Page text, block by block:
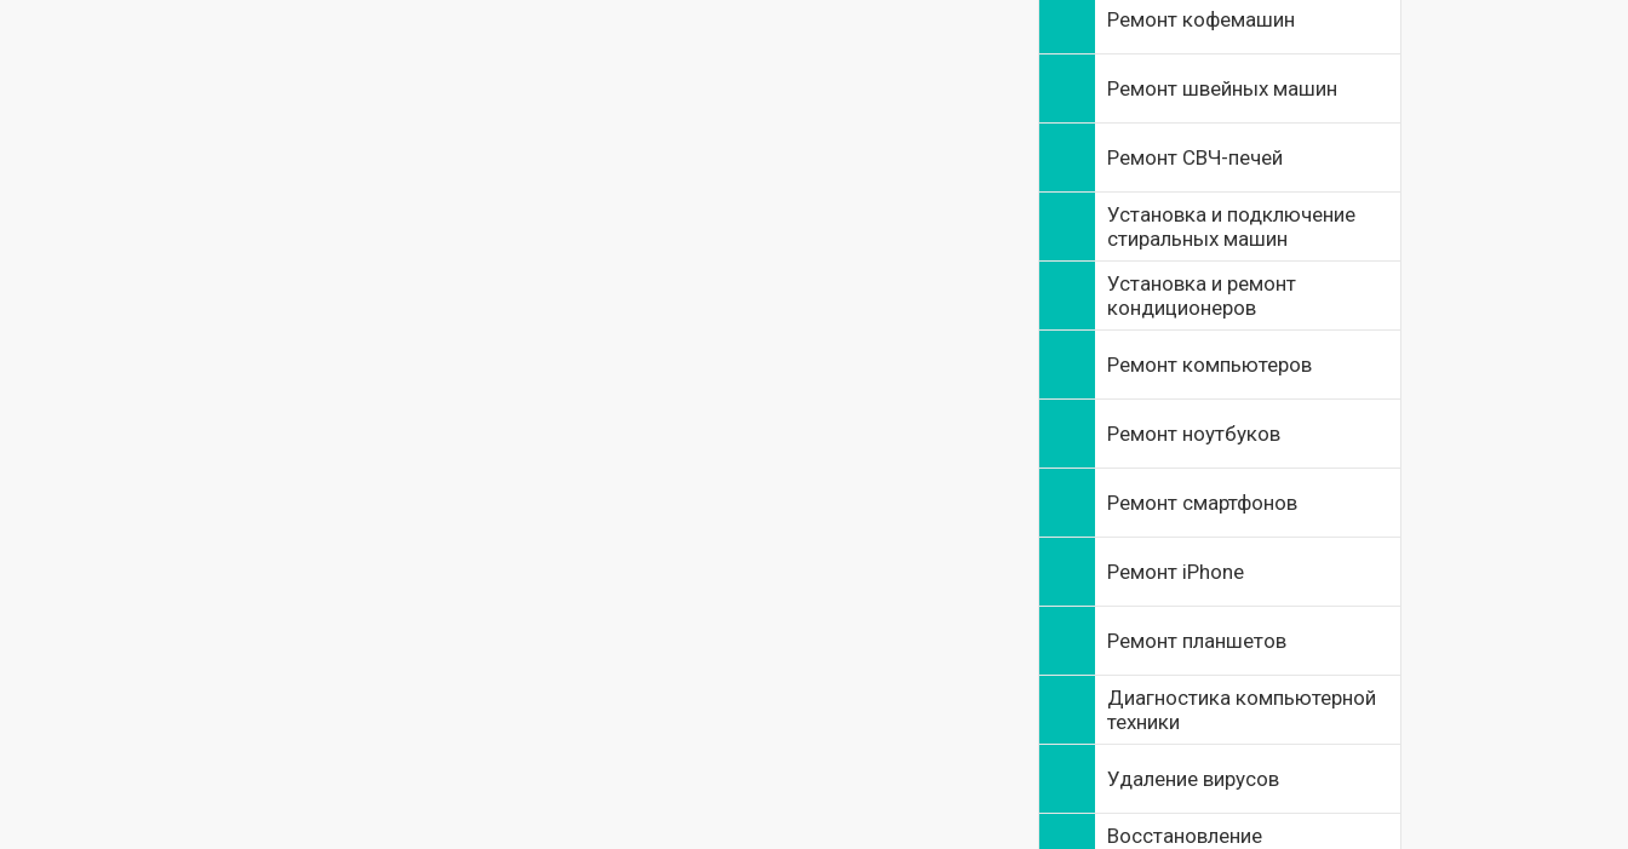
Ремонт кофемашин
Ремонт швейных машин
Ремонт СВЧ-печей
Установка и подключение
стиральных машин
Установка и ремонт
кондиционеров
Ремонт компьютеров
Ремонт ноутбуков
Ремонт смартфонов
Ремонт iPhone
Ремонт планшетов
Диагностика компьютерной
техники
Удаление вирусов
Восстановление